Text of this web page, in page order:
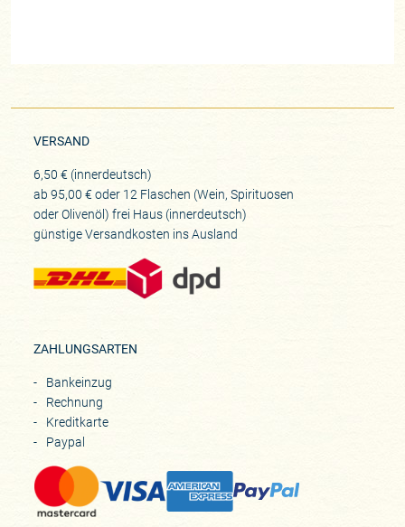
VERSAND
6,50 € (innerdeutsch)
ab 95,00 € oder 12 Flaschen (Wein, Spirituosen
oder Olivenöl) frei Haus (innerdeutsch)
günstige Versandkosten ins Ausland
ZAHLUNGSARTEN
Bankeinzug
Rechnung
Kreditkarte
Paypal